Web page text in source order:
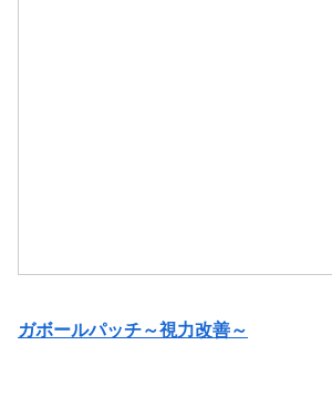
ガボールパッチ～視力改善～